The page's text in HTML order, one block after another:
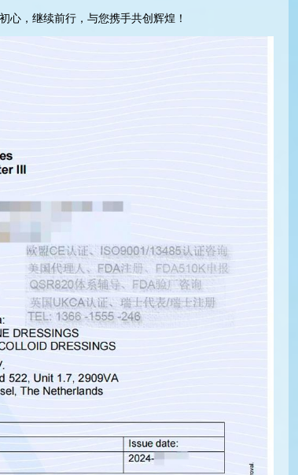
心，继续前行，与您携手共创辉煌！